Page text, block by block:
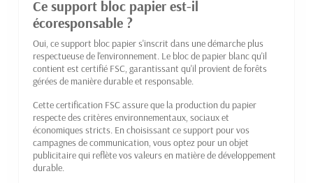
Ce support bloc papier est-il
écoresponsable ?
Oui, ce support bloc papier s'inscrit dans une démarche plus
respectueuse de l'environnement. Le bloc de papier blanc qu'il
contient est certifié FSC, garantissant qu'il provient de forêts
gérées de manière durable et responsable.
Cette certification FSC assure que la production du papier
respecte des critères environnementaux, sociaux et
économiques stricts. En choisissant ce support pour vos
campagnes de communication, vous optez pour un objet
publicitaire qui reflète vos valeurs en matière de développement
durable.